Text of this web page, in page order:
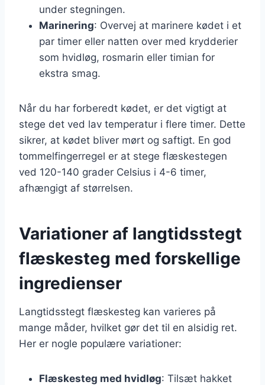
under stegningen.
Marinering: Overvej at marinere kødet i et
par timer eller natten over med krydderier
som hvidløg, rosmarin eller timian for
ekstra smag.
Når du har forberedt kødet, er det vigtigt at
stege det ved lav temperatur i flere timer. Dette
sikrer, at kødet bliver mørt og saftigt. En god
tommelfingerregel er at stege flæskestegen
ved 120-140 grader Celsius i 4-6 timer,
afhængigt af størrelsen.
Variationer af langtidsstegt
flæskesteg med forskellige
ingredienser
Langtidsstegt flæskesteg kan varieres på
mange måder, hvilket gør det til en alsidig ret.
Her er nogle populære variationer:
Flæskesteg med hvidløg: Tilsæt hakket